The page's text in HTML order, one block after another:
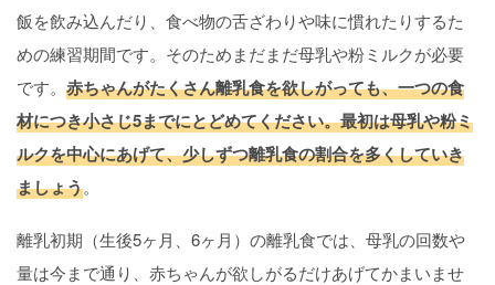
飯を飲み込んだり、食べ物の舌ざわりや味に慣れたりするた
めの練習期間です。そのためまだまだ母乳や粉ミルクが必要
です。 赤ちゃんがたくさん離乳食を欲しがっても、一つの食
材につき小さじ5までにとどめてください。最初は母乳や粉ミ
ルクを中心にあげて、少しずつ離乳食の割合を多くしていき
ましょう。
離乳初期（生後5ヶ月、6ヶ月）の離乳食では、母乳の回数や
量は今まで通り、赤ちゃんが欲しがるだけあげてかまいませ